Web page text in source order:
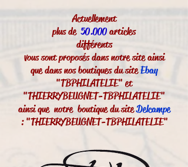
Actuellement
plus de50.000articles
différents
vous sont proposés dans notre site ainsi
que dans nos boutiques du siteEbay
"TBPHILATELIE" et
"THIERRYBEUGNET-TBPHILATELIE"
ainsi que notre boutique du siteDelcampe
: "THIERRYBEUGNET-TBPHILATELIE"